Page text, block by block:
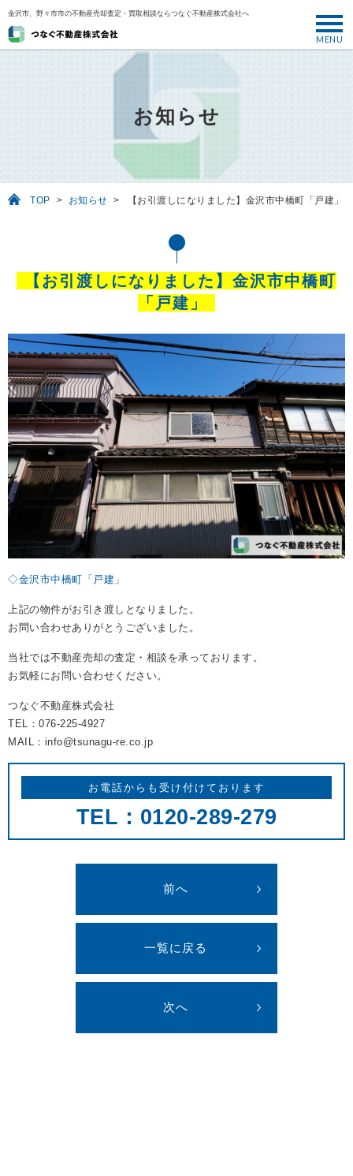
金沢市、野々市市の不動産売却査定・買取相談ならつなぐ不動産株式会社へ
MENU
実績
お役立ち情報
REASON
つなぐ不動産株式会社が
COMPANY
会社案内
お知らせ
TOP > お知らせ > 【お引渡しになりました】金沢市中橋町「戸建」
【お引渡しになりました】金沢市中橋町
「戸建」
◇金沢市中橋町「戸建」
上記の物件がお引き渡しとなりました。
お問い合わせありがとうございました。
当社では不動産売却の査定・相談を承っております。
お気軽にお問い合わせください。
つなぐ不動産株式会社
TEL：076-225-4927
MAIL：info@tsunagu-re.co.jp
お電話からも受け付けております
TEL：0120-289-279
前へ
一覧に戻る
次へ